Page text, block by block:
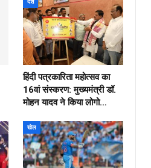
देश
हिंदी पत्रकारिता महोत्सव का
16वां संस्करण: मुख्यमंत्री डॉ.
मोहन यादव ने किया लोगो…
खेल